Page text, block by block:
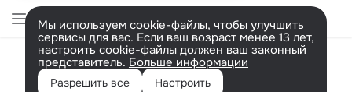
Перейти
ограниченными
Мы используем cookie-файлы, чтобы улучшить
сервисы для вас. Если ваш возраст менее 13 лет,
настроить cookie-файлы должен ваш законный
представитель. Больше информации
Разрешить все Настроить
Вход в ОК